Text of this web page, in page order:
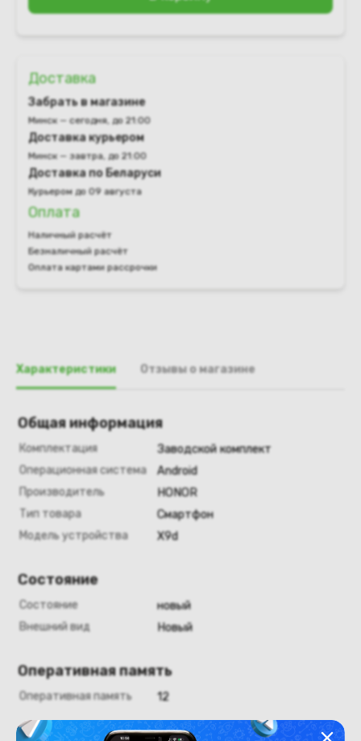
Доставка
Забрать в магазине
Минск — сегодня, до 21:00
Доставка курьером
Минск — завтра, до 21:00
Доставка по Беларуси
Курьером до 09 августа
Оплата
Наличный расчёт
Безналичный расчёт
Оплата картами рассрочки
Характеристики Отзывы о магазине
Общая информация
Комплектация
Заводской комплект
Операционная система
Android
Производитель
HONOR
Тип товара
Смартфон
Модель устройства
X9d
Состояние
Состояние
новый
Внешний вид
Новый
Оперативная память
Оперативная память 12